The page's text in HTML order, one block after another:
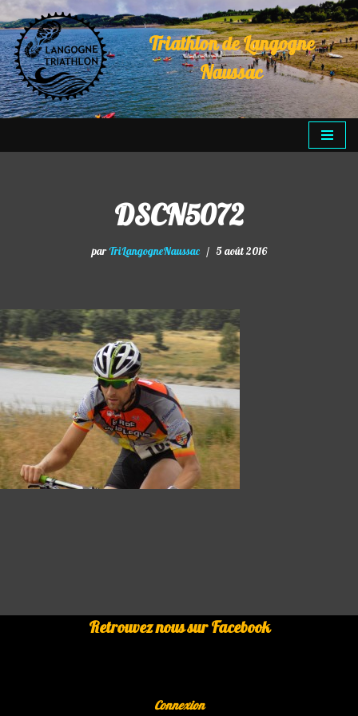
Aller
au
contenu
Triathlon de Langogne
Naussac
DSCN5072
par TriLangogneNaussac 5 août 2016
Retrouvez nous sur Facebook
Connexion